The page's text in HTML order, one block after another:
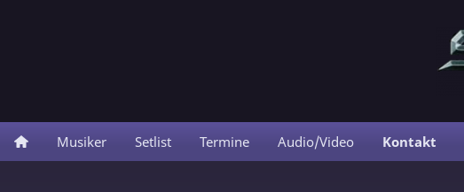
Musiker Setlist Termine Audio/Video Kontakt